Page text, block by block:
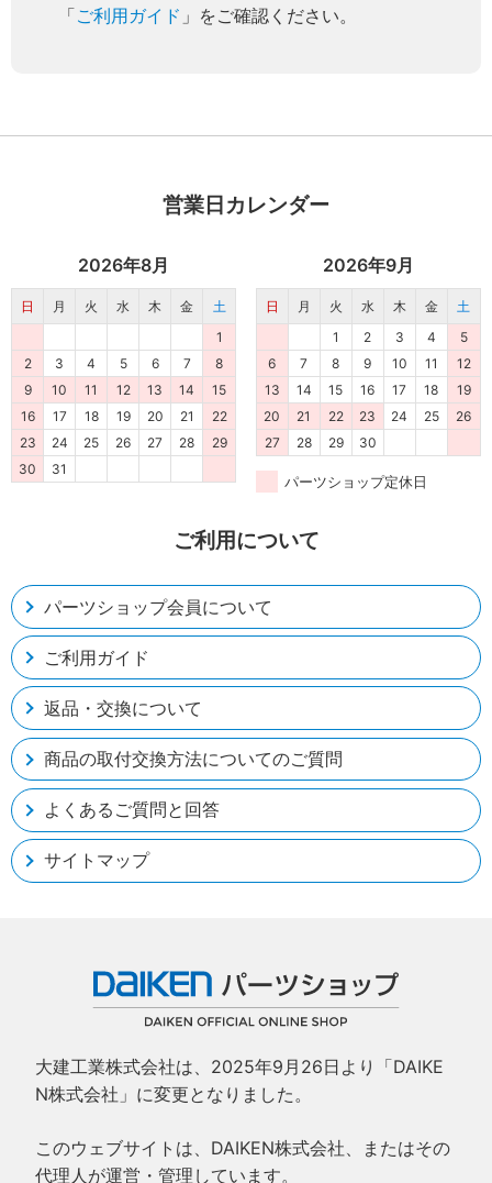
「ご利用ガイド 」をご確認ください。
ご利用について
パーツショップ会員について
ご利用ガイド
返品・交換について
商品の取付交換方法についてのご質問
よくあるご質問と回答
サイトマップ
営業日カレンダー
2026年8月
日 月 火 水 木 金
土
1
2
3 4 5 6 7
8
9
10 11 12 13 14
15
16
17 18 19 20 21
22
23
24 25 26 27 28
29
30
31
2026年9月
日 月 火 水 木 金
土
1
2 3 4
5
6
7 8 9 10 11
12
13
14 15 16 17 18
19
20
21 22 23 24 25
26
27
28 29 30
パーツショップ定休日
大建工業株式会社は、2025年9月26日より「DAIKE
N株式会社」に変更となりました。
このウェブサイトは、DAIKEN株式会社、またはその
代理人が運営・管理しています。